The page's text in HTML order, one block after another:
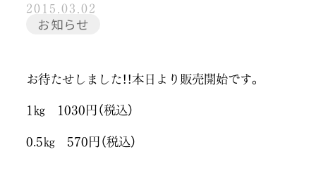
2015.03.02
お知らせ
お待たせしました！！本日より販売開始です。
1㎏ 1030円（税込）
0.5㎏ 570円（税込）